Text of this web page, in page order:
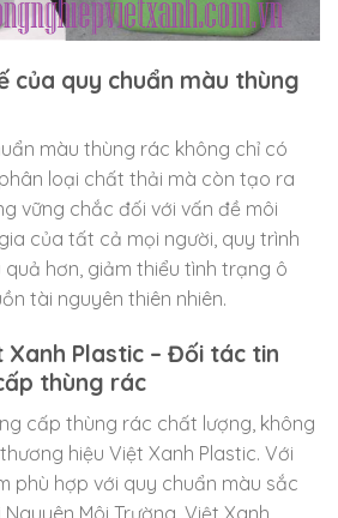
của quy chuẩn màu thùng
màu thùng rác không chỉ có
loại chất thải mà còn tạo ra
vững chắc đối với vấn đề môi
của tất cả mọi người, quy trình
hơn, giảm thiểu tình trạng ô
tài nguyên thiên nhiên.
Xanh Plastic – Đối tác tin
thùng rác
cấp thùng rác chất lượng, không
hiệu Việt Xanh Plastic. Với
phù hợp với quy chuẩn màu sắc
Môi Trường, Việt Xanh